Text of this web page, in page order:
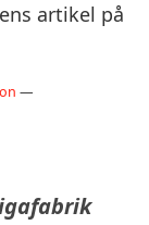
artikel på
—